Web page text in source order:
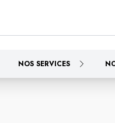
NOS SERVICES